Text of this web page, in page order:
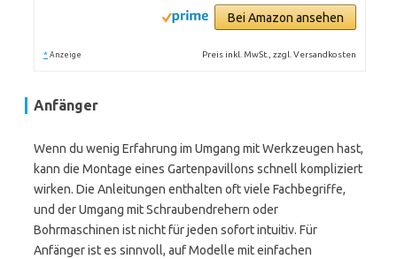
Bei Amazon ansehen
* Anzeige Preis inkl. MwSt., zzgl. Versandkosten
Anfänger
Wenn du wenig Erfahrung im Umgang mit Werkzeugen hast,
kann die Montage eines Gartenpavillons schnell kompliziert
wirken. Die Anleitungen enthalten oft viele Fachbegriffe,
und der Umgang mit Schraubendrehern oder
Bohrmaschinen ist nicht für jeden sofort intuitiv. Für
Anfänger ist es sinnvoll, auf Modelle mit einfachen